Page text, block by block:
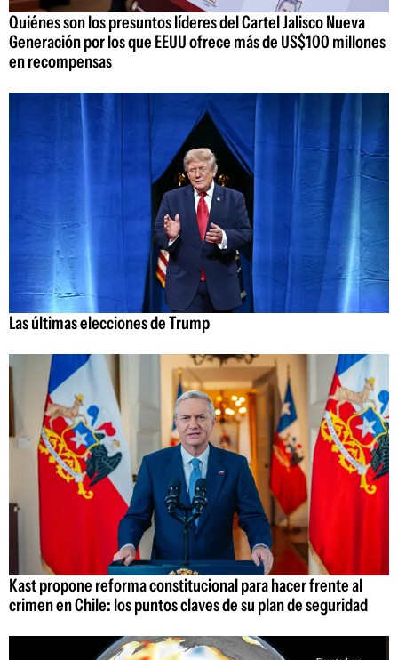
Quiénes son los presuntos líderes del Cartel Jalisco Nueva
Generación por los que EEUU ofrece más de US$100 millones
en recompensas
Las últimas elecciones de Trump
Kast propone reforma constitucional para hacer frente al
crimen en Chile: los puntos claves de su plan de seguridad